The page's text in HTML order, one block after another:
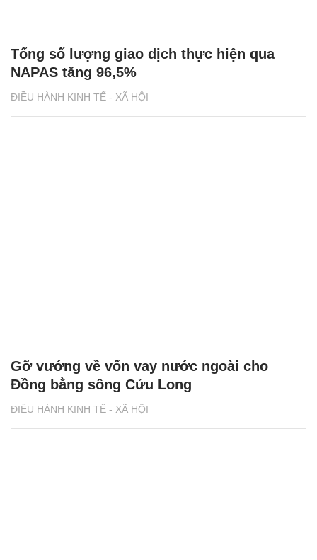
ĐIỀU HÀNH KINH TẾ - XÃ HỘI
Tổng số lượng giao dịch thực hiện qua
NAPAS tăng 96,5%
ĐIỀU HÀNH KINH TẾ - XÃ HỘI
Gỡ vướng về vốn vay nước ngoài cho
Đồng bằng sông Cửu Long